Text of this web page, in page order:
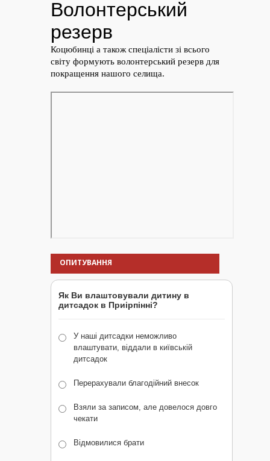
ОПИТУВАННЯ
Як Ви влаштовували дитину в
дитсадок в Приірпінні?
У наші дитсадки неможливо
влаштувати, віддали в київській
дитсадок
Перерахували благодійний внесок
Взяли за записом, але довелося довго
чекати
Відмовилися брати